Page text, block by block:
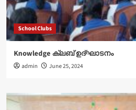
School Clubs
Knowledge ക്ലബ് ഉദ്‌ഘാടനം
admin June 25, 2024